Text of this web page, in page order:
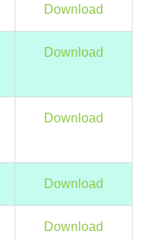
Download
Download
Download
Download
Download